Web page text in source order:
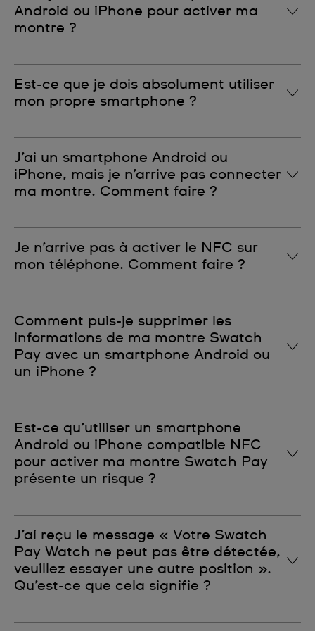
Android ou iPhone pour activer ma
montre ?
smartphone est compatible NFC.
Est-ce que je dois absolument utiliser
mon propre smartphone ?
processus d’activation de ta montre Swatch Pay
pour préserver la confidentialité de tes informations.
J’ai un smartphone Android ou
iPhone, mais je n’arrive pas connecter
ma montre. Comment faire ?
compatibilité de ton smartphone et assure-toi que
le NFC est bien activé dans les paramètres de ton
Je n’arrive pas à activer le NFC sur
mon téléphone. Comment faire ?
n’hésite pas à te rendre dans l’une de nos boutiques.
Nous serons ravis de t’aider à activer ta Swatch Pay.
Si ton smartphone est compatible, nous t’invitons à
regarder la vidéo de présentation sur notre site pour
Comment puis-je supprimer les
informations de ma montre Swatch
Pay avec un smartphone Android ou
un iPhone ?
de ta carte de paiement associées à ta montre
Swatch Pay.
Pour cela, connecte-toi à l’application Swatch Pay et
appuie sur l’image de la carte de paiement que tu
Sélectionne l’icône « Poubelle » à côté de l'icône
« Supprimer carte virtuelle ».
Toutes les données associées à la carte virtuelle
seront supprimées.
Est-ce qu’utiliser un smartphone
Android ou iPhone compatible NFC
pour activer ma montre Swatch Pay
présente un risque ?
sécurisée par Mastercard et Visa.
J’ai reçu le message « Votre Swatch
Pay Watch ne peut pas être détectée,
veuillez essayer une autre position ».
Qu’est-ce que cela signifie ?